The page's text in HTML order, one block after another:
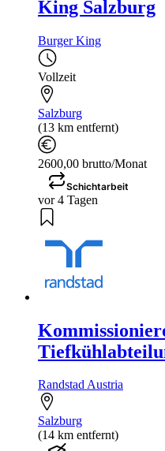
King Salzburg
Burger King
Vollzeit
Salzburg
(13 km entfernt)
2600,00 brutto/Monat
Schichtarbeit
vor 4 Tagen
Randstad Austria
Salzburg
(14 km entfernt)